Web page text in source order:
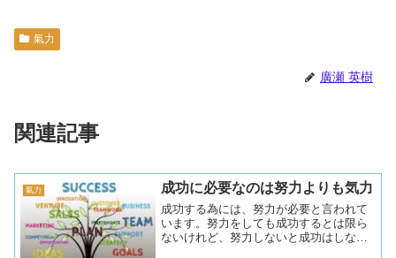
氣力
廣瀬 英樹
関連記事
氣力 成功に必要なのは努力よりも気力
成功する為には、努力が必要と言われて
います。努力をしても成功するとは限ら
ないけれど、努力しないと成功はしな